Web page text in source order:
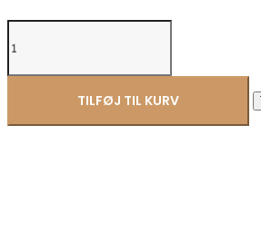
Elastisk
armbånd
blå
forgyldte
TILFØJ TIL KURV